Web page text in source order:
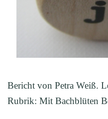
Bericht von Petra Weiß.
Rubrik: Mit Bachblüten